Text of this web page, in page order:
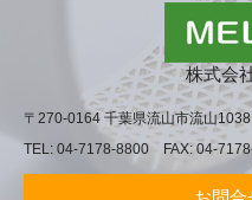
株式会
〒270-0164 千葉県流山市流山1038
TEL: 04-7178-8800 FAX: 04-